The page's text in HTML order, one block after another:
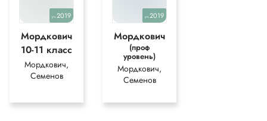
уч.2019
Мордкович
10-11 класс
Мордкович,
Семенов
уч.2019
Мордкович
(проф
уровень)
Мордкович,
Семенов